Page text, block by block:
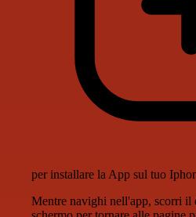
per installare la App sul tuo
Mentre navighi nell'app, scorri il